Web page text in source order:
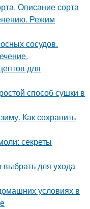
Описание сорта
Режим
сосудов.
для
способ сушки в
Как сохранить
секреты
выбрать для ухода
условиях в